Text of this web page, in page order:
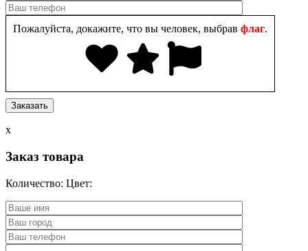
Пожалуйста, докажите, что вы человек, выбрав флаг.
x
Заказ товара
Количество: Цвет: